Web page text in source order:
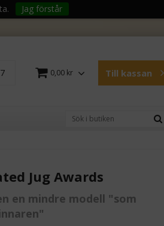
Jag förstår
0,00 kr Till kassan
Jug Awards
en mindre modell "som